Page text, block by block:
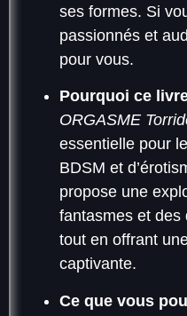
ses formes. Si
passionnés et
pour vous.
Pourquoi ce
ORGASME
essentielle pour
BDSM et
propose une
fantasmes et des
tout en offrant
captivante.
Ce que vous